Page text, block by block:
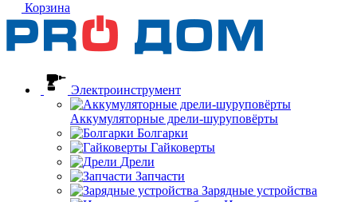
Корзина
Электроинструмент
Аккумуляторные дрели-шуруповёрты
Болгарки
Гайковерты
Дрели
Запчасти
Зарядные устройства